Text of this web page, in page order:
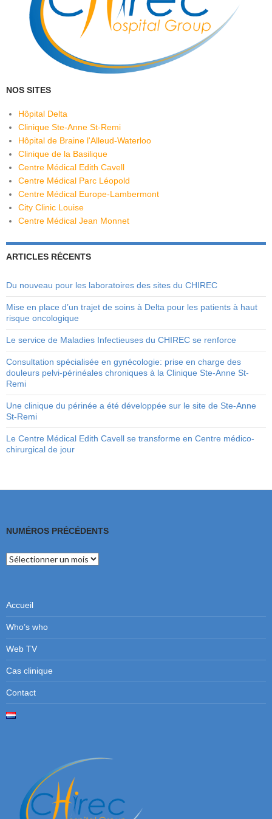
NOS SITES
Hôpital Delta
Clinique Ste-Anne St-Remi
Hôpital de Braine l'Alleud-Waterloo
Clinique de la Basilique
Centre Médical Edith Cavell
Centre Médical Parc Léopold
Centre Médical Europe-Lambermont
City Clinic Louise
Centre Médical Jean Monnet
ARTICLES RÉCENTS
Du nouveau pour les laboratoires des sites du CHIREC
Mise en place d’un trajet de soins à Delta pour les patients à haut
risque oncologique
Le service de Maladies Infectieuses du CHIREC se renforce
Consultation spécialisée en gynécologie: prise en charge des
douleurs pelvi-périnéales chroniques à la Clinique Ste-Anne St-
Remi
Une clinique du périnée a été développée sur le site de Ste-Anne
St-Remi
Le Centre Médical Edith Cavell se transforme en Centre médico-
chirurgical de jour
NUMÉROS PRÉCÉDENTS
Numéros
précédents
Accueil
Who’s who
Web TV
Cas clinique
Contact